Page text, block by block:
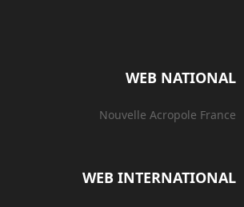
WEB NATIONAL
Nouvelle Acropole France
WEB INTERNATIONAL